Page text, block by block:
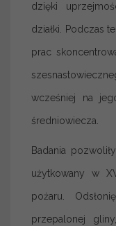
dzięki
działki. Podczas
prac
wcześniej na
średniowiecza.
Badania
użytkowany w
pożaru.
przepalonej